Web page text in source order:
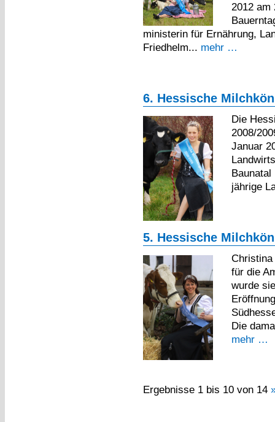
2012 am
ministerin für Ernährung,
Friedhelm... mehr …
6. Hessische
Die
2008/
Januar
jährige
5. Hessische
für die
wurde
Die
mehr …
Ergebnisse 1 bis 10 von 14